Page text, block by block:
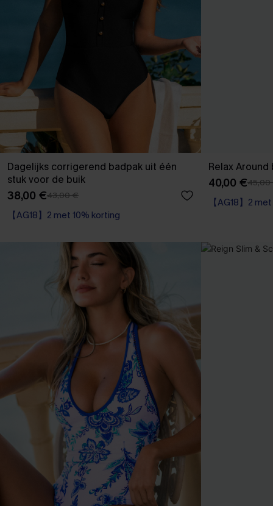
Dagelijks corrigerend badpak uit één
stuk voor de buik
38,00 €43,00 €
【AG18】2 met 10% korting
Corrigerend badpak
Relax
40,00 €
【AG18】2
Corrigerend